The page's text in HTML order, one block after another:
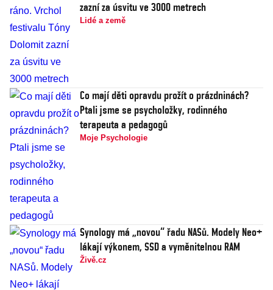
zazní za úsvitu ve 3000 metrech
Lidé a země
Co mají děti opravdu prožít o prázdninách?
Ptali jsme se psycholožky, rodinného
terapeuta a pedagogů
Moje Psychologie
Synology má „novou“ řadu NASů. Modely Neo+
lákají výkonem, SSD a vyměnitelnou RAM
Živě.cz